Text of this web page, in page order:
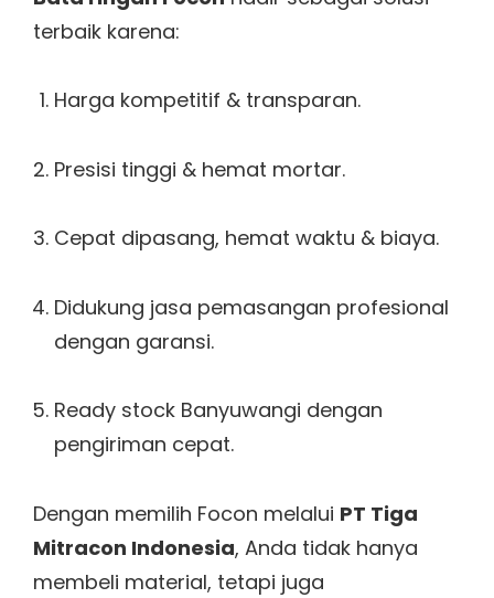
terbaik karena:
Harga kompetitif & transparan.
Presisi tinggi & hemat mortar.
Cepat dipasang, hemat waktu & biaya.
Didukung jasa pemasangan profesional
dengan garansi.
Ready stock Banyuwangi dengan
pengiriman cepat.
Dengan memilih Focon melalui PT Tiga
Mitracon Indonesia, Anda tidak hanya
membeli material, tetapi juga